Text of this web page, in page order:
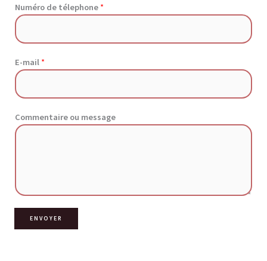
Numéro de télephone *
E-mail *
Commentaire ou message
ENVOYER